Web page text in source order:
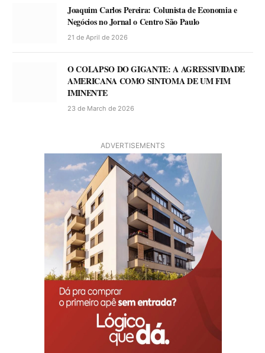
Joaquim Carlos Pereira: Colunista de Economia e
Negócios no Jornal o Centro São Paulo
21 de April de 2026
O COLAPSO DO GIGANTE: A AGRESSIVIDADE
AMERICANA COMO SINTOMA DE UM FIM
IMINENTE
23 de March de 2026
ADVERTISEMENTS